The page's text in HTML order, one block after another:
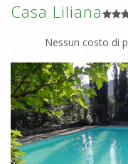
Casa Liliana
Nessun costo di